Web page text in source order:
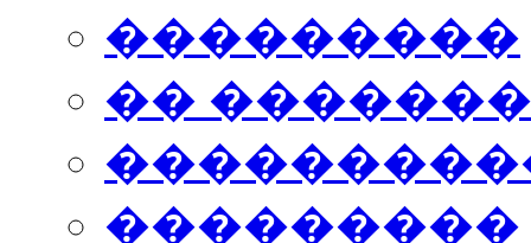
���������
��
���������